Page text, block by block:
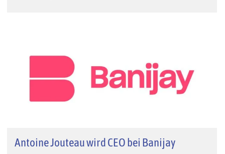
Antoine Jouteau wird CEO bei Banijay